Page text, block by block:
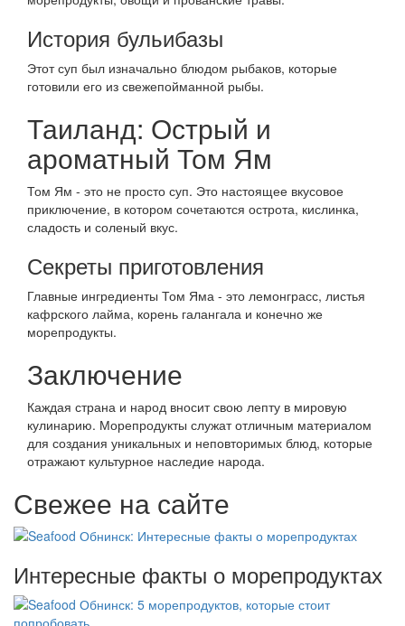
История бульибазы
Этот суп был изначально блюдом рыбаков, которые
готовили его из свежепойманной рыбы.
Таиланд: Острый и
ароматный Том Ям
Том Ям - это не просто суп. Это настоящее вкусовое
приключение, в котором сочетаются острота, кислинка,
сладость и соленый вкус.
Секреты приготовления
Главные ингредиенты Том Яма - это лемонграсс, листья
кафрского лайма, корень галангала и конечно же
морепродукты.
Заключение
Каждая страна и народ вносит свою лепту в мировую
кулинарию. Морепродукты служат отличным материалом
для создания уникальных и неповторимых блюд, которые
отражают культурное наследие народа.
Свежее на сайте
Интересные факты о морепродуктах